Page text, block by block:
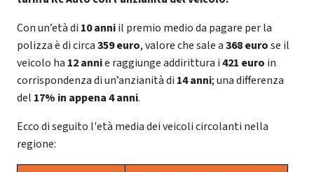
Con un’età di 10 anniil premio medio da pagare per la
polizza è di circa359 euro, valore che sale a368 eurose il
veicolo ha 12 annie raggiunge addirittura i421 euro in
corrispondenza di un’anzianità di 14 anni; una differenza
del 17% in appena 4 anni.
Ecco di seguito l'età media dei veicoli circolanti nella
regione: